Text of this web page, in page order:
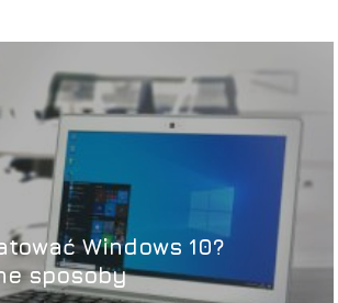
Windows 10?
sposoby